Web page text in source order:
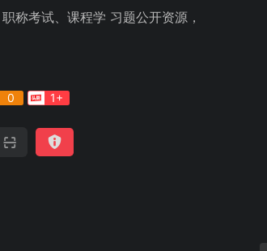
称考试、课程学 习题公开资源，
0 1+